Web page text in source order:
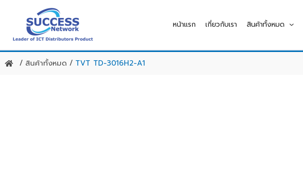
content
หน้าแรก เกี่ยวกับเรา สินค้าทั้งหมด
/ สินค้าทั้งหมด / TVT TD-3016H2-A1